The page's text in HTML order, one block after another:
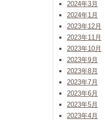
2024年3月
2024年1月
2023年12月
2023年11月
2023年10月
2023年9月
2023年8月
2023年7月
2023年6月
2023年5月
2023年4月